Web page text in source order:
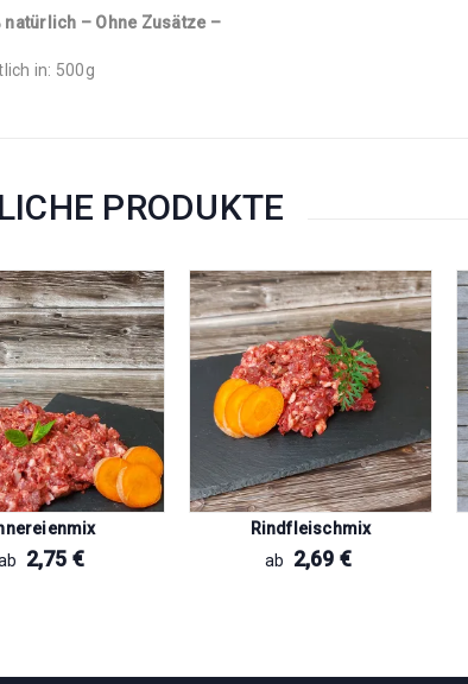
natürlich – Ohne Zusätze –
in: 500g
PRODUKTE
2,75 €
Rindfleischmix
ab
2,69 €